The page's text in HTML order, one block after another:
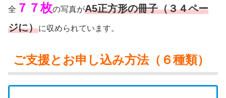
全 ７７枚の写真がA5正方形の冊子（３４ペー
ジに）に収められています。
ご支援とお申し込み方法（６種類）